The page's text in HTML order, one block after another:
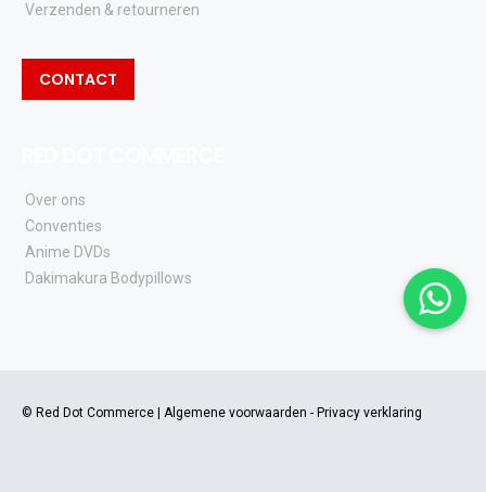
Verzenden & retourneren
CONTACT
Over ons
Conventies
Anime DVDs
Dakimakura Bodypillows
© Red Dot Commerce | Algemene voorwaarden - Privacy verklaring